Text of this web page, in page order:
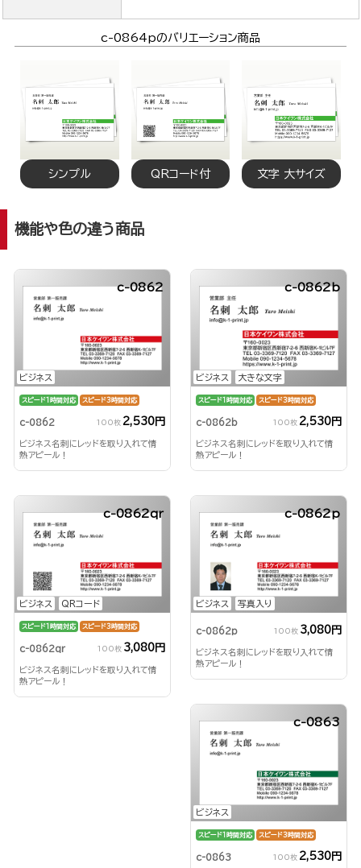
c-0864pのバリエーション商品
シンプル QRコード付 文字 大サイズ
機能や色の違う商品
ビジネス
c-0862
スピード1時間対応 スピード3時間対応
c-0862 100枚 2,530円
ビジネス名刺にレッドを取り入れて情
熱アピール！
ビジネス 大きな文字
c-0862b
スピード1時間対応 スピード3時間対応
c-0862b 100枚 2,530円
ビジネス名刺にレッドを取り入れて情
熱アピール！
ビジネス QRコード
c-0862qr
スピード1時間対応 スピード3時間対応
c-0862qr 100枚 3,080円
ビジネス名刺にレッドを取り入れて情
熱アピール！
ビジネス 写真入り
c-0862p
c-0862p 100枚 3,080円
ビジネス名刺にレッドを取り入れて情
熱アピール！
ビジネス
c-0863
スピード1時間対応 スピード3時間対応
c-0863 100枚 2,530円